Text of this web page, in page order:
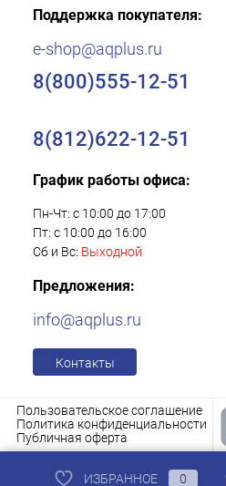
Поддержка покупателя:
e-shop@aqplus.ru
8(800)555-12-51
8(812)622-12-51
График работы офиса:
Пн-Чт: с 10:00 до 17:00
Пт: с 10:00 до 16:00
Сб и Вс: Выходной
Предложения:
info@aqplus.ru
Контакты
Пользовательское соглашение
Политика конфиденциальности
Публичная оферта
ИЗБРАННОЕ 0